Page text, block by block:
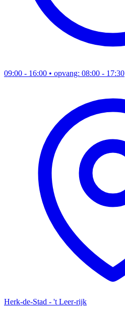
09:00 - 16:00 • opvang: 08:00 - 17:30
Herk-de-Stad - 't Leer-rijk